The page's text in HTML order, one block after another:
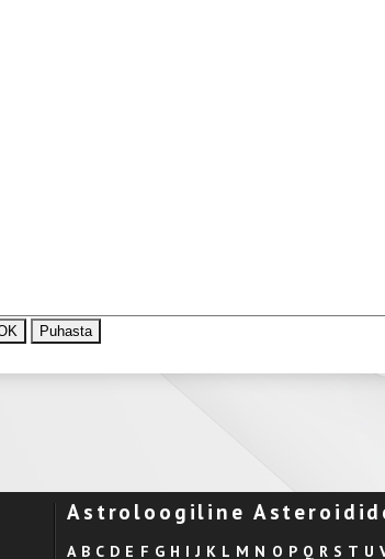
Astroloogiline
A B C D E F G H I J K L M N O P Q R S T U